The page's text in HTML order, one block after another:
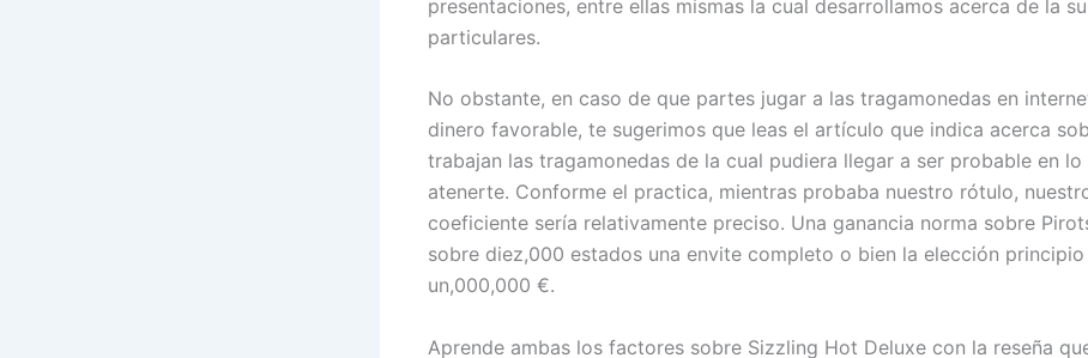
presentaciones, entre ellas mismas la cual desarrollamos acerca de la
particulares.
No obstante, en caso de que partes jugar a las tragamonedas en
dinero favorable, te sugerimos que leas el artículo que indica acerca
trabajan las tragamonedas de la cual pudiera llegar a ser probable en lo
atenerte. Conforme el practica, mientras probaba nuestro rótulo,
coeficiente serí­a relativamente preciso. Una ganancia norma sobre
sobre diez,000 estados una envite completo o bien la elección
un,000,000 €.
Aprende ambas los factores sobre Sizzling Hot Deluxe con la reseña